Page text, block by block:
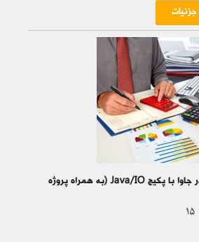
جزئیات
آموزش کار با فایل ها در جاوا با پکیج Java/IO (به همراه پروژه
۱۵